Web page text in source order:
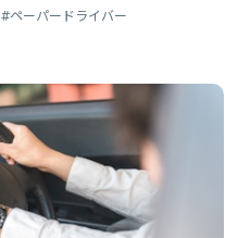
#ペーパードライバー